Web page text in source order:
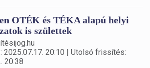
OTÉK és TÉKA alapú helyi
is születtek
2025.07.17. 20:10 | Utolsó frissítés:
20:38